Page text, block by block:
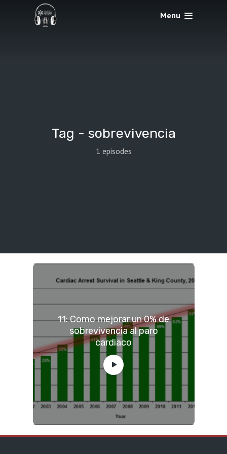
Menu
Tag - sobrevivencia
1 episodes
11: Como mejorar un 0% de
sobrevivencia al paro
cardiaco